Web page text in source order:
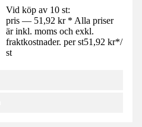
Vid köp av 10 st:
pris — 51,92 kr * Alla priser
är inkl. moms och exkl.
fraktkostnader. per st51,92 kr*/
st